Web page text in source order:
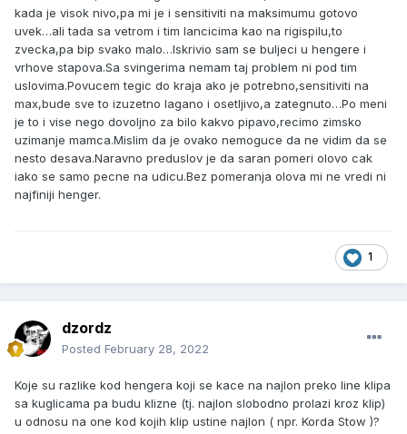
kada je visok nivo,pa mi je i sensitiviti na maksimumu gotovo
uvek…ali tada sa vetrom i tim lancicima kao na rigispilu,to
zvecka,pa bip svako malo…Iskrivio sam se buljeci u hengere i
vrhove stapova.Sa svingerima nemam taj problem ni pod tim
uslovima.Povucem tegic do kraja ako je potrebno,sensitiviti na
max,bude sve to izuzetno lagano i osetljivo,a zategnuto…Po meni
je to i vise nego dovoljno za bilo kakvo pipavo,recimo zimsko
uzimanje mamca.Mislim da je ovako nemoguce da ne vidim da se
nesto desava.Naravno preduslov je da saran pomeri olovo cak
iako se samo pecne na udicu.Bez pomeranja olova mi ne vredi ni
najfiniji henger.
1
dzordz
Posted February 28, 2022
Koje su razlike kod hengera koji se kace na najlon preko line klipa
sa kuglicama pa budu klizne (tj. najlon slobodno prolazi kroz klip)
u odnosu na one kod kojih klip ustine najlon ( npr. Korda Stow )?